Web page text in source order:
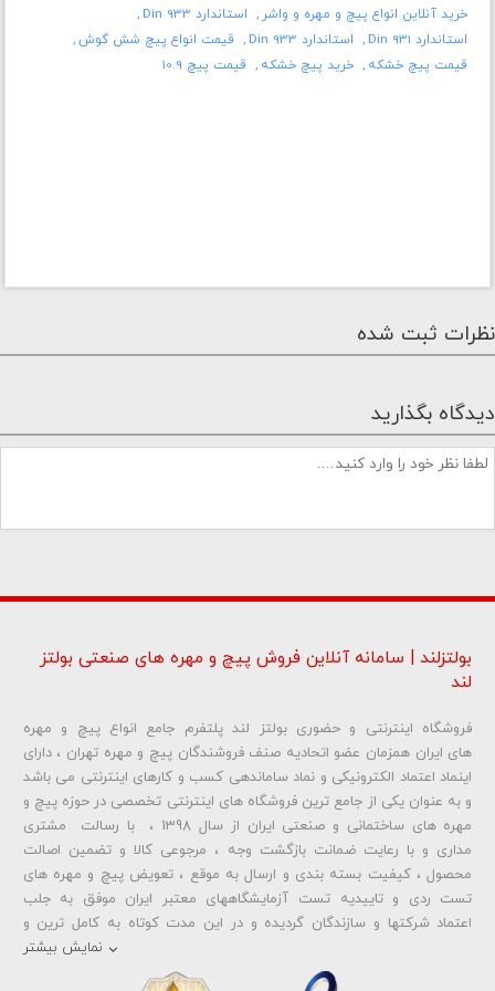
خرید آنلاین انواع پیچ و مهره و واشر
استاندارد Din 933
استاندارد Din 931
استاندارد Din 933
قیمت انواع پیچ شش گوش
قیمت پیچ خشکه
خرید پیچ خشکه قیمت پیچ 10.9
نظرات ثبت شده
دیدگاه بگذارید
شماره تلفن و ایمیل شما نمایش داده نخواهد شد.
ارسال دیدگاه
بولتزلند | سامانه آنلاین فروش پیچ و مهره های صنعتی بولتز
لند
فروشگاه اینترنتی و حضوری بولتز لند پلتفرم جامع انواع پیچ و مهره
های ایران همزمان عضو اتحادیه صنف فروشندگان پیچ و مهره تهران ، دارای
اینماد اعتماد الکترونیکی و نماد ساماندهی کسب و کارهای اینترنتی می باشد
و به عنوان یکی از جامع ترین فروشگاه های اینترنتی تخصصی در حوزه پیچ و
مهره های ساختمانی و صنعتی ایران از سال 1398 ، با رسالت مشتری
مداری و با رعایت ضمانت بازگشت وجه ، مرجوعی کالا و تضمین اصالت
محصول ، کیفیت بسته بندی و ارسال به موقع ، تعویض پیچ و مهره های
تست ردی و تاییدیه تست آزمایشگاههای معتبر ایران موفق به جلب
اعتماد شرکتها و سازندگان گردیده و در این مدت کوتاه به کامل ترین و
ومهره آهنی
مهره خشکه کلاس 8 پیچ خشکه 10.9
نمایش بیشتر